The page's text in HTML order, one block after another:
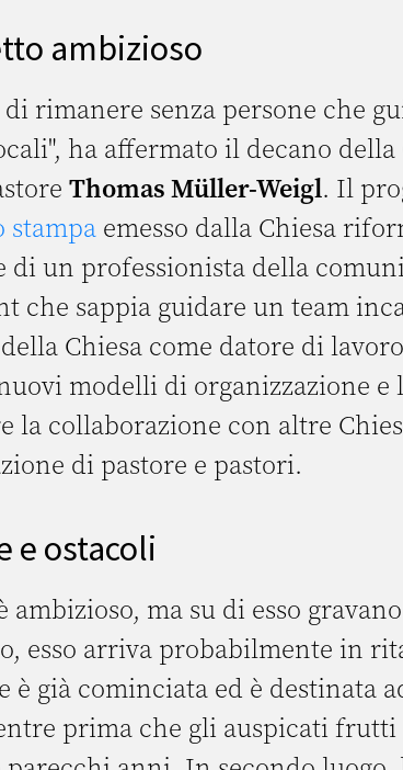
ambizioso
rimanere senza persone che
ha affermato il decano
Thomas Müller-Weigl. Il
stampa emesso dalla Chiesa
di un professionista della
che sappia guidare un team
Chiesa come datore di
modelli di organizzazione e
la collaborazione con altre
di pastore e pastori.
e ostacoli
ambizioso, ma su di esso
esso arriva probabilmente in
è già cominciata ed è destinata
prima che gli auspicati